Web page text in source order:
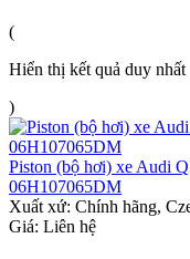
(
Hiển thị kết quả duy nhất
)
Piston (bộ hơi) xe Audi
06H107065DM
Xuất xứ: Chính hãng,
Giá: Liên hệ